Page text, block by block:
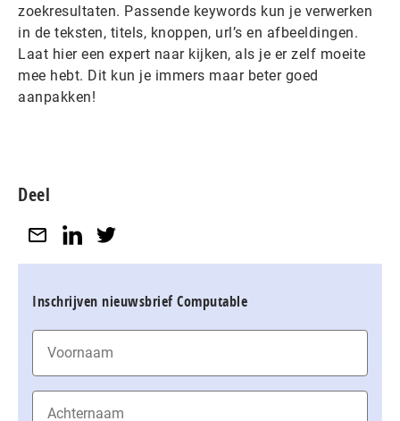
zoekresultaten. Passende keywords kun je verwerken
in de teksten, titels, knoppen, url’s en afbeeldingen.
Laat hier een expert naar kijken, als je er zelf moeite
mee hebt. Dit kun je immers maar beter goed
aanpakken!
Deel
Inschrijven nieuwsbrief Computable